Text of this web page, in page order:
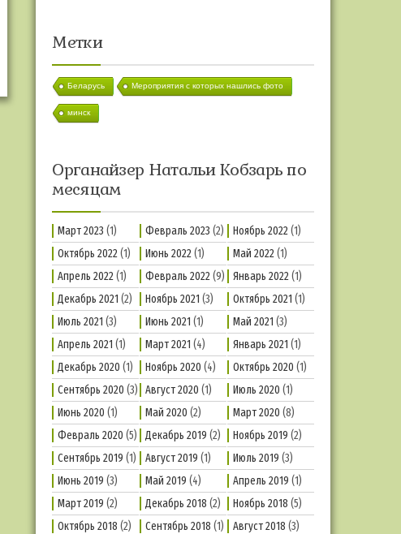
Метки
Беларусь Мероприятия с которых нашлись фото
минск
Органайзер Натальи Кобзарь по
месяцам
Март 2023 (1) Февраль 2023 (2) Ноябрь 2022(1)
Октябрь 2022(1) Июнь 2022(1) Май 2022(1)
Апрель 2022(1) Февраль 2022(9) Январь 2022(1)
Декабрь 2021 (2) Ноябрь 2021 (3) Октябрь 2021 (1)
Июль 2021 (3) Июнь 2021 (1) Май 2021 (3)
Апрель 2021 (1) Март 2021 (4) Январь 2021 (1)
Декабрь 2020 (1) Ноябрь 2020 (4) Октябрь 2020 (1)
Сентябрь 2020 (3) Август 2020 (1) Июль 2020 (1)
Июнь 2020 (1) Май 2020 (2) Март 2020 (8)
Февраль 2020 (5) Декабрь 2019 (2) Ноябрь 2019 (2)
Сентябрь 2019 (1) Август 2019 (1) Июль 2019 (3)
Июнь 2019 (3) Май 2019 (4) Апрель 2019 (1)
Март 2019 (2) Декабрь 2018 (2) Ноябрь 2018 (5)
Октябрь 2018 (2) Сентябрь 2018 (1) Август 2018 (3)